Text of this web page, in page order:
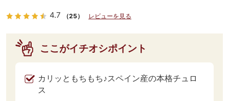
4.7 （25） レビューを見る
ここがイチオシポイント
カリッともちもち♪スペイン産の本格チュロ
ス